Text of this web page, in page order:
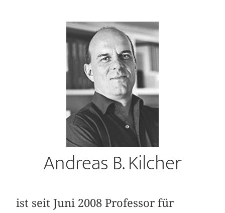
Andreas B. Kilcher
ist seit Juni 2008 Professor für